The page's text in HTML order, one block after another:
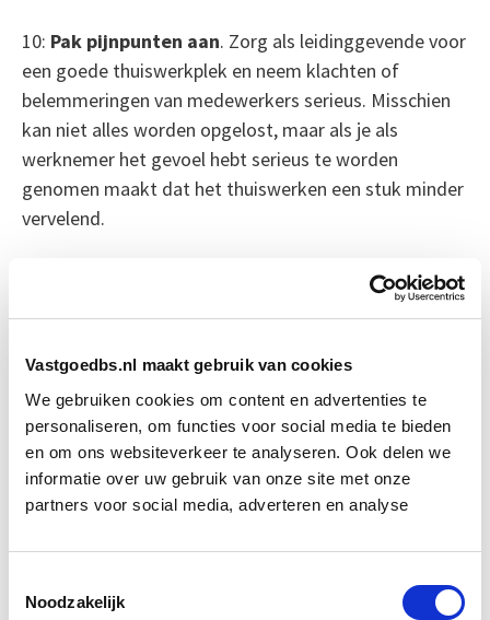
Vastgoedbs.nl maakt gebruik van cookies
We gebruiken cookies om content en advertenties te
personaliseren, om functies voor social media te bieden
en om ons websiteverkeer te analyseren. Ook delen we
informatie over uw gebruik van onze site met onze
partners voor social media, adverteren en analyse
Noodzakelijk
10: Pak pijnpunten aan. Zorg als leidinggevende voor
een goede thuiswerkplek en neem klachten of
belemmeringen van medewerkers serieus. Misschien
kan niet alles worden opgelost, maar als je als
werknemer het gevoel hebt serieus te worden
genomen maakt dat het thuiswerken een stuk minder
vervelend.
in deze opleidingen:
Persoonlijk Leiderschap: Effectief
Leidinggeven & Communiceren
Start di
22 sep
Lean Management Start di 8 dec